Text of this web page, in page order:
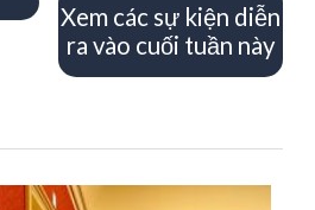
Xem các sự kiện diễn
ra vào cuối tuần này